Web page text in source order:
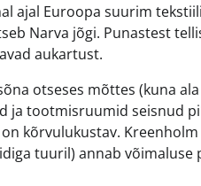
ajal Euroopa suurim
Narva jõgi. Punastest
aukartust.
otseses mõttes (kuna
tootmisruumid seisnud
kõrvulukustav.
tuuril) annab võimaluse